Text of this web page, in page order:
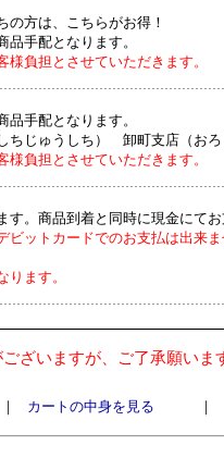
の方は、こちらがお得！
品手配となります。
負担とさせていただきます。
品手配となります。
ちじゅうしち） 卸町支店（おろ
負担とさせていただきます。
す。商品到着と同時に現金にてお
ビットカードでのお支払は出来
ます。
ざいますが、ご了承願いま
｜ カートの中身を見る ｜